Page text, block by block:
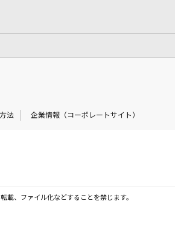
法 企業情報（コーポレートサイト）
載、ファイル化などすることを禁じます。